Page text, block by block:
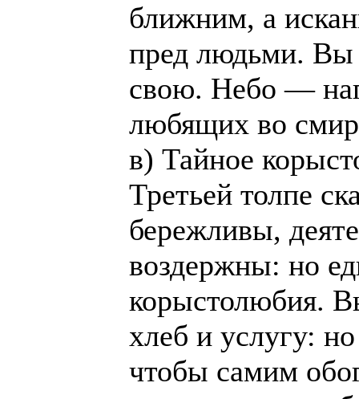
ближним, a
пред людьми. Вы
свою. Небо —
любящих во
в) Тайное
Третьей толпе
бережливы,
воздержны: но
корыстолюбия.
хлеб и услугу:
чтобы самим